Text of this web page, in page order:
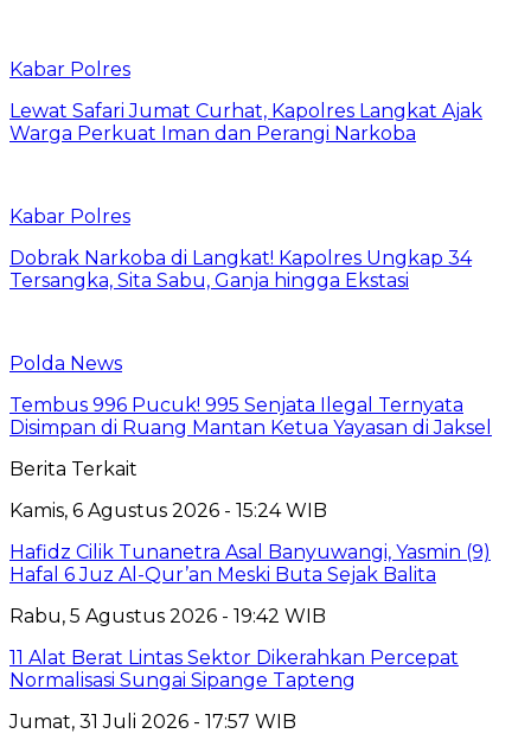
Kabar Polres
Lewat Safari Jumat Curhat, Kapolres Langkat Ajak
Warga Perkuat Iman dan Perangi Narkoba
Kabar Polres
Dobrak Narkoba di Langkat! Kapolres Ungkap 34
Tersangka, Sita Sabu, Ganja hingga Ekstasi
Polda News
Tembus 996 Pucuk! 995 Senjata Ilegal Ternyata
Disimpan di Ruang Mantan Ketua Yayasan di Jaksel
Berita Terkait
Kamis, 6 Agustus 2026 - 15:24 WIB
Hafidz Cilik Tunanetra Asal Banyuwangi, Yasmin (9)
Hafal 6 Juz Al-Qur’an Meski Buta Sejak Balita
Rabu, 5 Agustus 2026 - 19:42 WIB
11 Alat Berat Lintas Sektor Dikerahkan Percepat
Normalisasi Sungai Sipange Tapteng
Jumat, 31 Juli 2026 - 17:57 WIB